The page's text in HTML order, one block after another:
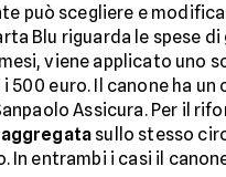
può scegliere e
Blu riguarda le spese
viene applicato uno
euro. Il canone ha
Assicura. Per il
sullo stesso
entrambi i casi il